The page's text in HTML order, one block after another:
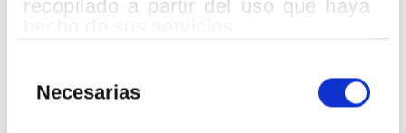
recopilado a partir del uso que haya
deNecesarias
Abrimos nuestra temporada Basoa con los sonidos de un
Vanessa Goikoetxea.